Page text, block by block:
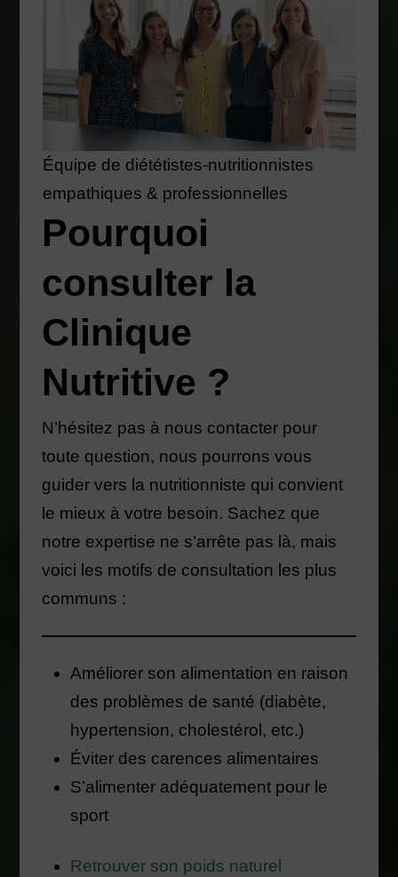
Équipe de diététistes-nutritionnistes
empathiques & professionnelles
Pourquoi
consulter la
Clinique
Nutritive ?
N’hésitez pas à nous contacter pour
toute question, nous pourrons vous
guider vers la nutritionniste qui convient
le mieux à votre besoin. Sachez que
notre expertise ne s’arrête pas là, mais
voici les motifs de consultation les plus
communs :
Améliorer son alimentation en raison
des problèmes de santé (diabète,
hypertension, cholestérol, etc.)
Éviter des carences alimentaires
S’alimenter adéquatement pour le
sport
Retrouver son poids naturel